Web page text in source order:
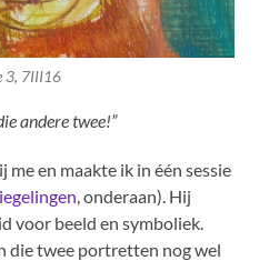
3, 7III16
andere twee!”
me en maakte ik in één sessie
, onderaan). Hij
voor beeld en symboliek.
die twee portretten nog wel